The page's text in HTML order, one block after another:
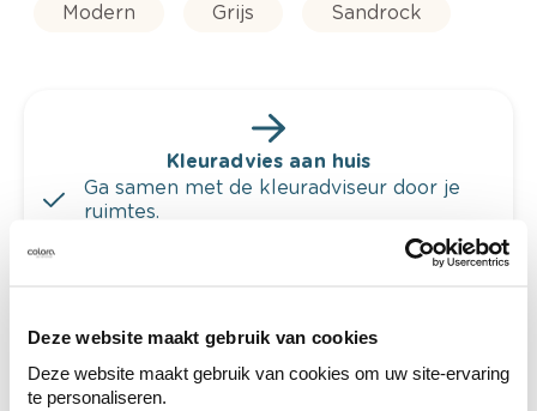
Deze website maakt gebruik van cookies
Deze website maakt gebruik van cookies om uw site-ervaring
te personaliseren.
Modern Grijs Sandrock
Kleuradvies aan huis
Ga samen met de kleuradviseur door je
ruimtes.
Krijg kleuradvies op basis van de lichtinval
van je muren.